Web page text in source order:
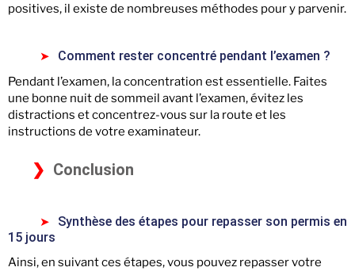
positives, il existe de nombreuses méthodes pour y parvenir.
Comment rester concentré pendant l’examen ?
Pendant l’examen, la concentration est essentielle. Faites
une bonne nuit de sommeil avant l’examen, évitez les
distractions et concentrez-vous sur la route et les
instructions de votre examinateur.
Conclusion
Synthèse des étapes pour repasser son permis en
15 jours
Ainsi, en suivant ces étapes, vous pouvez repasser votre